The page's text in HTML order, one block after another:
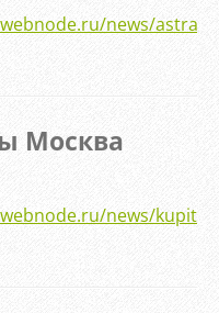
news/
Москва
news/kupit-